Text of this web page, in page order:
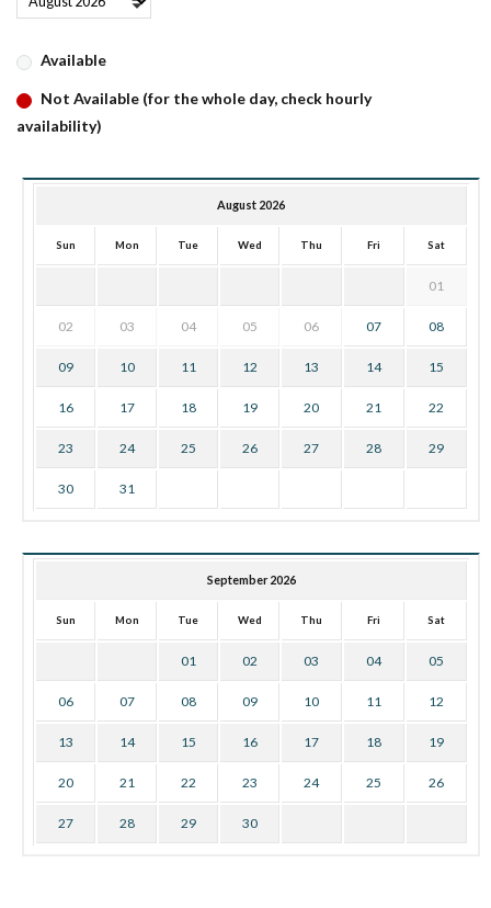
Available
Not Available (for the whole day, check hourly
availability)
August 2026
Sun Mon Tue Wed Thu Fri Sat
01
02 03 04 05 06 07 08
09 10 11 12 13 14 15
16 17 18 19 20 21 22
23 24 25 26 27 28 29
30 31
September 2026
Sun Mon Tue Wed Thu Fri Sat
01 02 03 04 05
06 07 08 09 10 11 12
13 14 15 16 17 18 19
20 21 22 23 24 25 26
27 28 29 30